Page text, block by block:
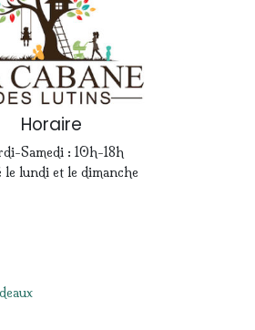
Horaire
Samedi : 10h-18h
le lundi et le dimanche